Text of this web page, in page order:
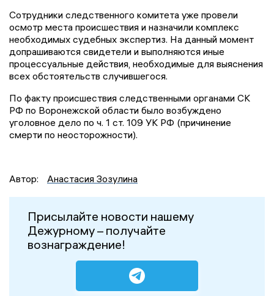
Сотрудники следственного комитета уже провели
осмотр места происшествия и назначили комплекс
необходимых судебных экспертиз. На данный момент
допрашиваются свидетели и выполняются иные
процессуальные действия, необходимые для выяснения
всех обстоятельств случившегося.
По факту происшествия следственными органами СК
РФ по Воронежской области было возбуждено
уголовное дело по ч. 1 ст. 109 УК РФ (причинение
смерти по неосторожности).
Автор: Анастасия Зозулина
Присылайте новости нашему
Дежурному – получайте
вознаграждение!